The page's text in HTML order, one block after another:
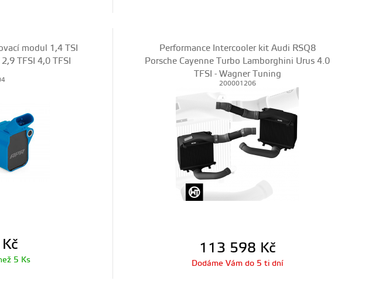
modul 1,4 TSI
TFSI 4,0 TFSI
Kč
5 Ks
Performance Intercooler kit Audi RSQ8
Porsche Cayenne Turbo Lamborghini Urus 4.0
TFSI - Wagner Tuning
200001206
113 598 Kč
Dodáme Vám do 5 ti dní